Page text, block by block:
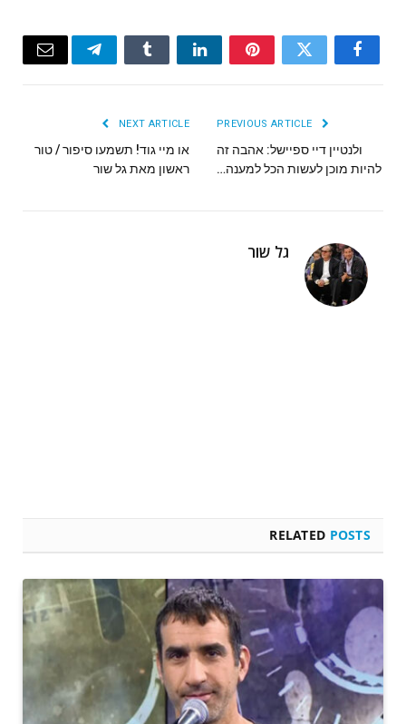
Facebook
Twitter
Pinterest
LinkedIn
Tumblr
Telegram
Email
ולנטיין דיי ספיישל: אהבה זה
להיות מוכן לעשות הכל למענה…
NEXT ARTICLE
או מיי גוד! תשמעו סיפור / טור
ראשון מאת גל שור
גל שור
RELATED POSTS